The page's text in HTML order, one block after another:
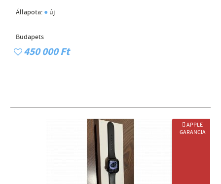
Állapota: ● új
Budapets
450 000 Ft
 APPLE
GARANCIA